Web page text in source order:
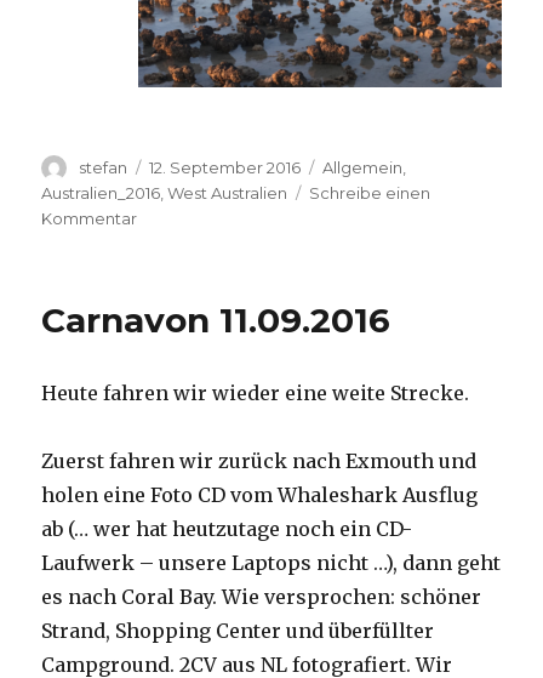
Autor
stefan
Veröffentlicht
am
12. September 2016 Kategorien
Allgemein
Australien_2016 ,West Australien
Schreibe einen
Kommentarzu
Carnavon 11.09.2016
Heute fahren wir wieder eine weite Strecke.
Zuerst fahren wir zurück nach Exmouth und
holen eine Foto CD vom Whaleshark Ausflug
ab (… wer hat heutzutage noch ein CD-
Laufwerk – unsere Laptops nicht …), dann geht
es nach Coral Bay. Wie versprochen: schöner
Strand, Shopping Center und überfüllter
Campground.2CV aus NL fotografiert. Wir